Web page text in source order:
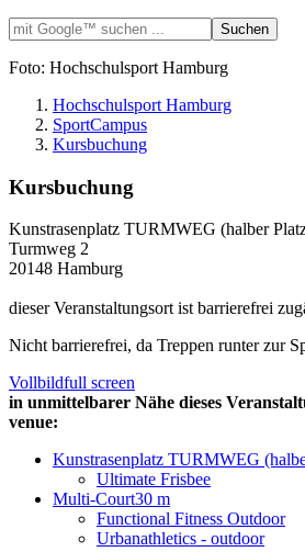
Foto: Hochschulsport Hamburg
Hochschulsport Hamburg
SportCampus
Kursbuchung
Kursbuchung
Kunstrasenplatz TURMWEG (halber
Turmweg 2
20148 Hamburg
dieser Veranstaltungsort ist barrierefrei
Nicht barrierefrei, da Treppen runter zur
Vollbildfull screen
in unmittelbarer Nähe dieses
venue:
Kunstrasenplatz TURMWEG
Ultimate Frisbee
Multi-Court30 m
Functional Fitness Outdoor
Urbanathletics - outdoor